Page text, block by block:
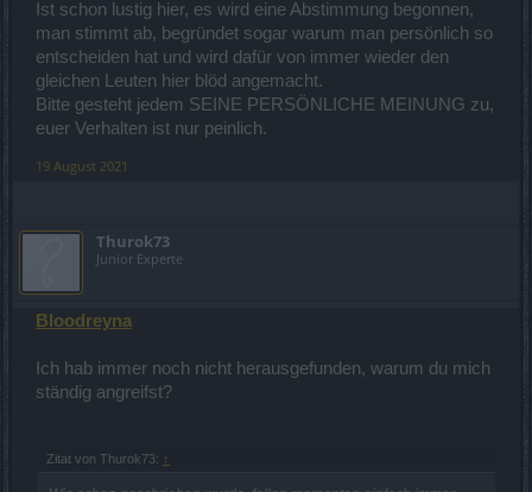
Ist schon lustig hier, es wird eine Abstimmung begonnen,
man stimmt ab, begründet sogar warum man persönlich so
entscheiden hat und wird dafür von immer wieder den
gleichen Leuten hier blöd angemacht.
Bitte gesteht jedem SEINE PERSÖNLICHE MEINUNG zu,
euer Verhalten ist nur peinlich.
19 August 2021
Thurok73
Junior Experte
Bloodreyna
Ich hab immer noch nicht herausgefunden, warum du mich
ständig angreifst?
Zitat von Thurok73: ↑